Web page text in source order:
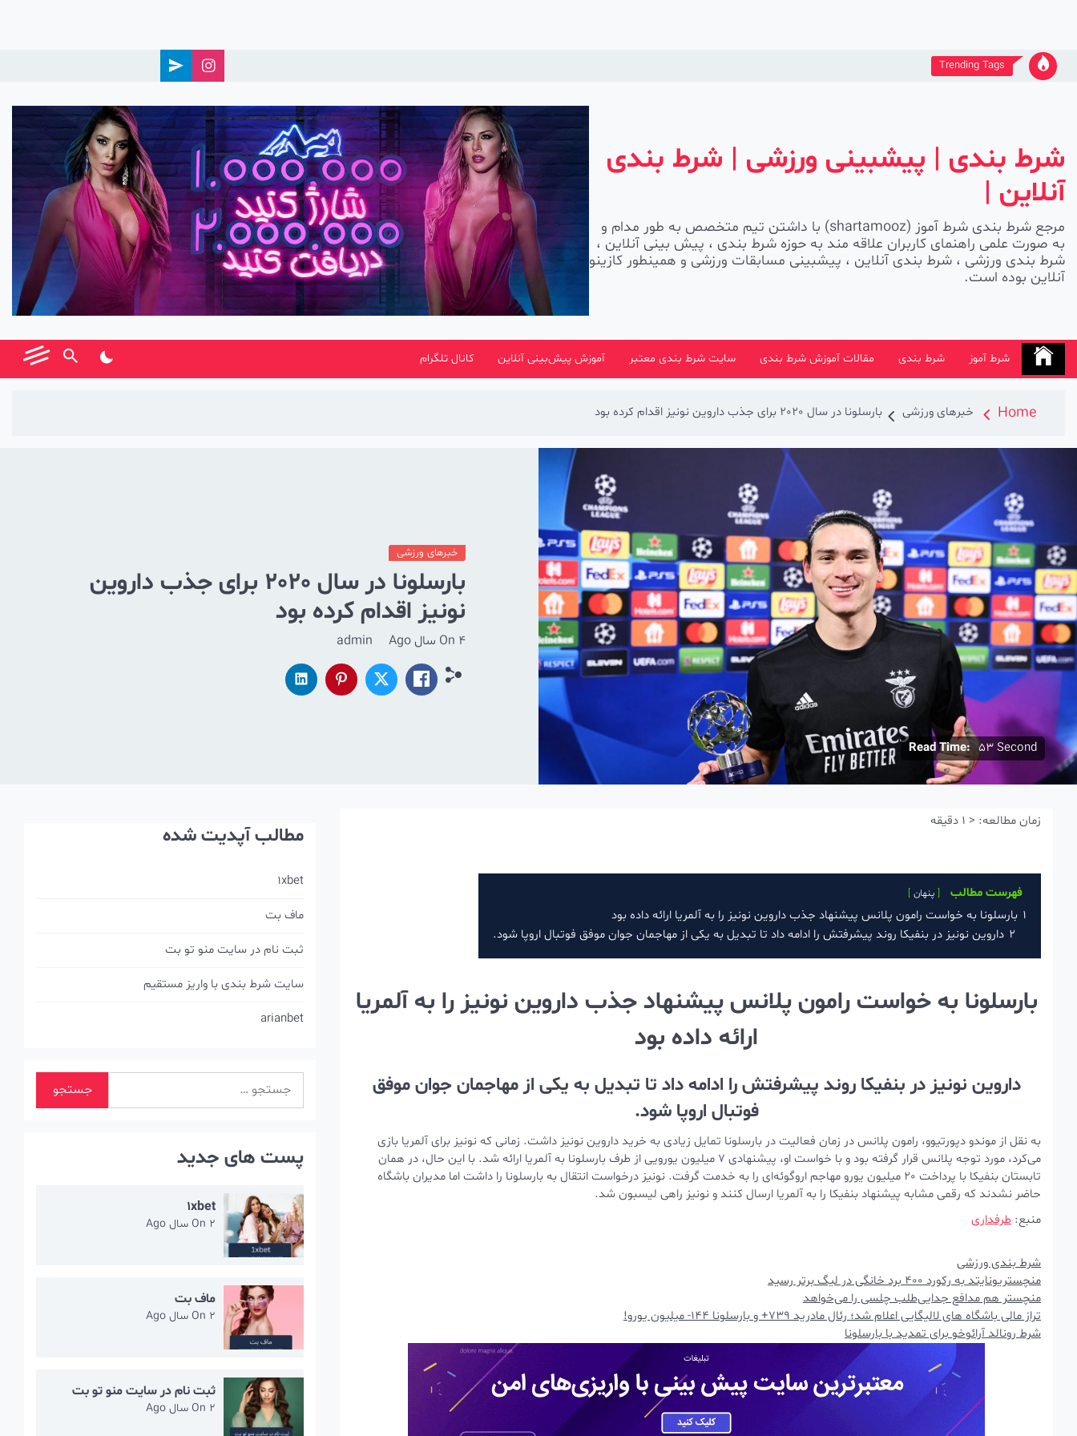
Trending Tags
شرط بندی | پیشبینی ورزشی | شرط بندی
آنلاین |
مرجع شرط بندی شرط آموز (shartamooz) با داشتن تیم متخصص به طور مدام و
به صورت علمی راهنمای کاربران علاقه مند به حوزه شرط بندی ، پیش بینی آنلاین ،
شرط بندی ورزشی ، شرط بندی آنلاین ، پیشبینی مسابقات ورزشی و همینطور کازینو
آنلاین بوده است.
شرط آموز شرط بندی مقالات آموزش شرط بندی سایت شرط بندی معتبر آموزش پیش‌بینی آنلاین کانال تلگرام
Home خبرهای ورزشی بارسلونا در سال 2020 برای جذب داروین نونیز اقدام کرده بود
Read Time: 53 Second
خبرهای ورزشی
بارسلونا در سال 2020 برای جذب داروین
نونیز اقدام کرده بود
On 4 سال Ago admin
زمان مطالعه: < 1 دقیقه
فهرست مطالب پنهان
1 بارسلونا به خواست رامون پلانس پیشنهاد جذب داروین نونیز را به آلمریا ارائه داده بود
2 داروین نونیز در بنفیکا روند پیشرفتش را ادامه داد تا تبدیل به یکی از مهاجمان جوان موفق فوتبال اروپا شود.
بارسلونا به خواست رامون پلانس پیشنهاد جذب داروین نونیز را به آلمریا
ارائه داده بود
داروین نونیز در بنفیکا روند پیشرفتش را ادامه داد تا تبدیل به یکی از مهاجمان جوان موفق
فوتبال اروپا شود.
به نقل از موندو دپورتیوو، رامون پلانس در زمان فعالیت در بارسلونا تمایل زیادی به خرید داروین نونیز داشت. زمانی که نونیز برای آلمریا بازی
می‌کرد، مورد توجه پلانس قرار گرفته بود و با خواست او، پیشنهادی 7 میلیون یورویی از طرف بارسلونا به آلمریا ارائه شد. با این حال، در همان
تابستان بنفیکا با پرداخت 20 میلیون یورو مهاجم اروگوئه‌ای را به خدمت گرفت. نونیز درخواست انتقال به بارسلونا را داشت اما مدیران باشگاه
حاضر نشدند که رقمی مشابه پیشنهاد بنفیکا را به آلمریا ارسال کنند و نونیز راهی لیسبون شد.
منبع: طرفداری
شرط بندی ورزشی
منچستریونایتد به رکورد 400 برد خانگی در لیگ برتر رسید
منچستر هم مدافع جدایی‌طلب چلسی را می‌خواهد
تراز مالی باشگاه های لالیگایی اعلام شد؛ رئال مادرید 739+ و بارسلونا 144- میلیون یورو!
شرط رونالد آرائوخو برای تمدید با بارسلونا
مطالب آپدیت شده
1xbet
ماف بت
ثبت نام در سایت منو تو بت
سایت شرط بندی با واریز مستقیم
arianbet
برای:
پست های جدید
1xbet
On 2 سال Ago
ماف بت
On 2 سال Ago
ثبت نام در سایت منو تو بت
On 2 سال Ago